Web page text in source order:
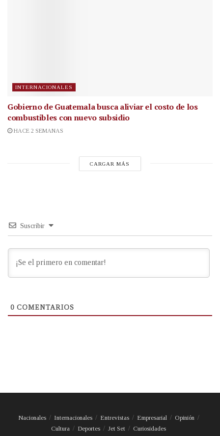
INTERNACIONALES
Gobierno de Guatemala busca aliviar el costo de los
combustibles con nuevo subsidio
HACE 2 SEMANAS
CARGAR MÁS
Suscribir
0 COMENTARIOS
Nacionales Internacionales Entrevistas Empresarial
Opinión
Cultura
Deportes Jet Set Curiosidades